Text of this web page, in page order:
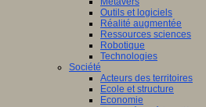
Outils et logiciels
Réalité augmentée
Ressources sciences
Robotique
Technologies
Société
Acteurs des territoires
Ecole et structure
Economie